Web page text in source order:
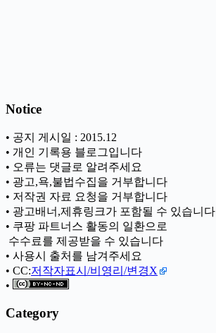
Notice
• 공지 게시일 : 2015.12
• 개인 기록용 블로그입니다
• 오류는 댓글로 알려주세요
• 광고,욕,불법수집을 거부합니다
• 저작권 자료 요청을 거부합니다
• 광고배너,제휴링크가 포함될 수 있습니다
• 쿠팡 파트너스 활동의 일환으로
ㅤ 수수료를 제공받을 수 있습니다
• 사용시 출처를 남겨주세요
• CC:저작자표시/비영리/변경X
•
Category